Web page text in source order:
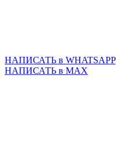
НАПИСАТЬ в WHATSAPP
НАПИСАТЬ в MAX